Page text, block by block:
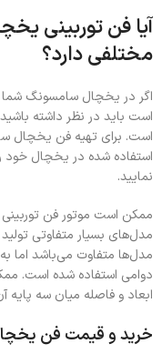
آیا فن توربینی
مختلفی دارد؟
اگر در یخچال سامسونگ شما
است باید در نظر داشته
است. برای تهیه فن یخچال
استفاده شده در یخچال خود
نمایید.
مدل‌های بسیار متفاوتی
مدل‌ها متفاوت می‌باشد اما به
دوامی استفاده شده است.
ابعاد و فاصله میان سه پایه
خرید و قیمت فن